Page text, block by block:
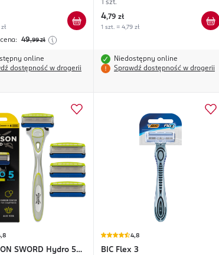
49,99 zł
online
dostępność w drogerii
1 szt.
4,79 zł
1 szt. = 4,79 zł
Niedostępny online
Sprawdź dostępność w drogerii
SWORD Hydro 5
4,8
BIC Flex 3